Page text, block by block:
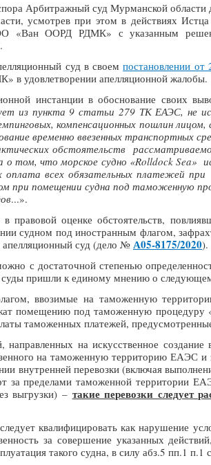
Арбитражный суд Мурманской
усмотрев при этом в действиях
«Ван ООРД РДМК» с указанным
суд в своемпостановлении от
в удовлетворении апелляционной жалобы.
инстанции в обоснование своих
из пункта 9 статьи 279 ТК ЕАЭС, не
компенсационных пошлин
временно ввезенных транспортных
обстоятельств
том, что морское судно «Rolldock Sea»
всех обязательных платежей
при помещении судна под таможенную
...».
оценке обстоятельств,
судном под иностранным флагом,
суд (дело № А05-8175/2020).
с достаточной степенью
пришли к единому мнению о
ввозимые на таможенную
помещению под таможенную процедуру
таможенных платежей,
направленных на искусственное
на таможенную территорию ЕАЭС
внутренней перевозки (включая
за пределами таможенной территории
выгрузки) – такие перевозки следует
квалифицировать как нарушение
за совершение указанных
такого судна, в силу абз.5